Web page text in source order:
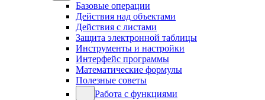
Базовые операции
Действия над объектами
Действия с листами
Защита электронной таблицы
Инструменты и настройки
Интерфейс программы
Математические формулы
Полезные советы
Работа с функциями